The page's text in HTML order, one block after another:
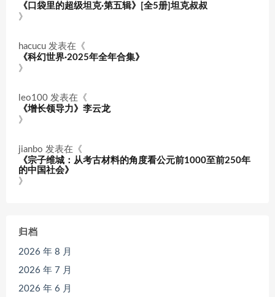
《口袋里的超级坦克·第五辑》[全5册]坦克叔叔
》
hacucu 发表在《
《科幻世界·2025年全年合集》
》
leo100 发表在《
《增长领导力》李云龙
》
jianbo 发表在《
《宗子维城：从考古材料的角度看公元前1000至前250年
的中国社会》
》
归档
2026 年 8 月
2026 年 7 月
2026 年 6 月